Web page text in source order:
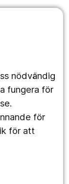
nödvändig
fungera för
för
för att